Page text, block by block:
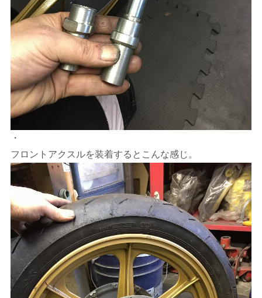
・
フロントアクスルを装着するとこんな感じ。